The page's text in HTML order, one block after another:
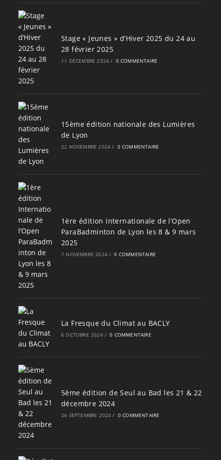
Stage « Jeunes » d’Hiver 2025 du 24 au
28 février 2025
11 DÉCEMBRE 2024 / 0 COMMENTAIRE
15ème édition nationale des Lumières
de Lyon
22 NOVEMBRE 2024 / 0 COMMENTAIRE
1ère édition Internationale de l’Open
ParaBadminton de Lyon les 8 & 9 mars
2025
7 NOVEMBRE 2024 / 0 COMMENTAIRE
La Fresque du Climat au BACLY
6 OCTOBRE 2024 / 0 COMMENTAIRE
5ème édition de Seul au Bad les 21 & 22
décembre 2024
26 SEPTEMBRE 2024 / 0 COMMENTAIRE